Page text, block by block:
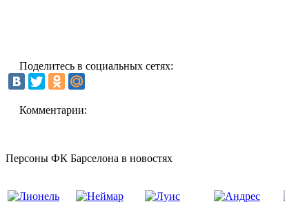
Поделитесь в социальных сетях:
Комментарии:
Персоны ФК Барселона в новостях